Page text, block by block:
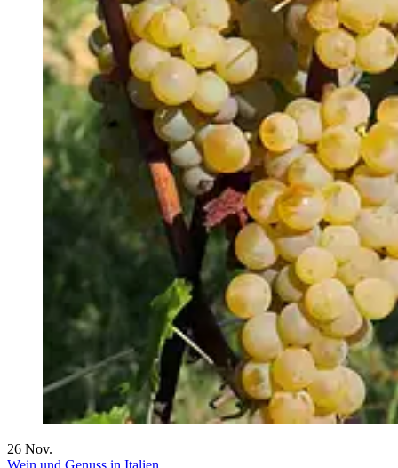
26 Nov.
Wein und Genuss in Italien